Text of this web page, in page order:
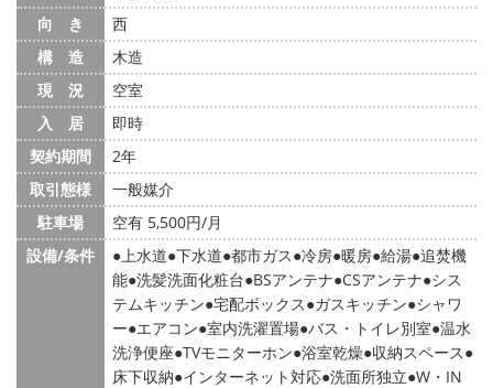
向 き
西
構 造
木造
現 況
空室
入 居
即時
契約期間
2年
取引態様
一般媒介
駐車場
空有 5,500円/月
設備/条件
上水道 下水道 都市ガス 冷房 暖房 給湯 追焚機
能 洗髪洗面化粧台 BSアンテナ CSアンテナ シス
テムキッチン 宅配ボックス ガスキッチン シャワ
ー エアコン 室内洗濯置場 バス・トイレ別室 温水
洗浄便座 TVモニターホン 浴室乾燥 収納スペース
床下収納 インターネット対応 洗面所独立 W・IN